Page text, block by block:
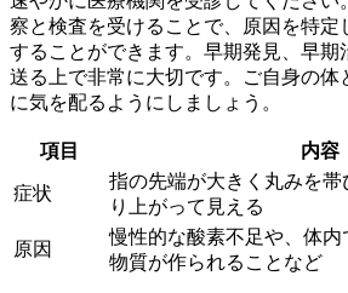
察と検査を受けることで、原因を特定
することができます。 早期発見、早期
送る上で非常に大切です。
ご自身の体
に気を配るようにしましょう。
項目 内容
症状
指の先端が大きく丸みを
り上がって見える
原因
慢性的な酸素不足や、体
物質が作られることなど